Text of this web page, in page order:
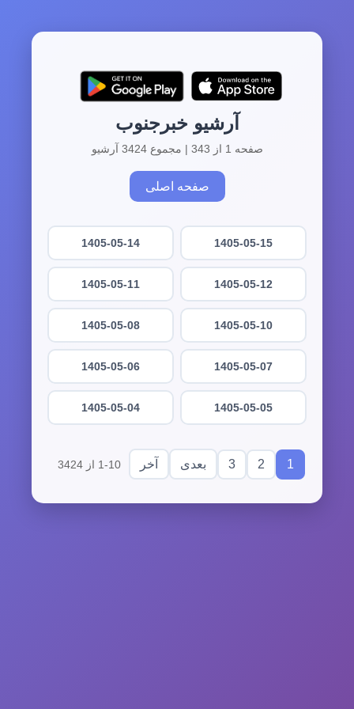
آرشیو خبرجنوب
صفحه 1 از 343 | مجموع 3424 آرشیو
صفحه اصلی
1405-05-15
1405-05-14
1405-05-12
1405-05-11
1405-05-10
1405-05-08
1405-05-07
1405-05-06
1405-05-05
1405-05-04
1
2
3 بعدی آخر 1-10 از 3424